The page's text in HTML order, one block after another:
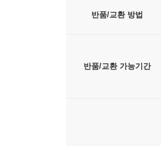
반품/교환 방법
반품/교환 가능기간